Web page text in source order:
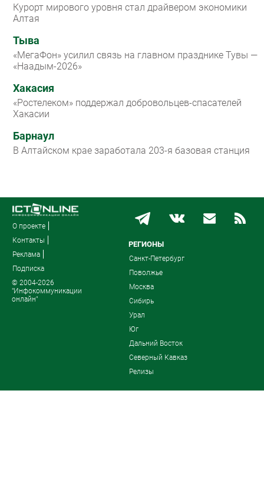
Курорт мирового уровня стал драйвером экономики
Алтая
Тыва
«МегаФон» усилил связь на главном празднике Тувы —
«Наадым-2026»
Хакасия
«Ростелеком» поддержал добровольцев-спасателей
Хакасии
Барнаул
В Алтайском крае заработала 203-я базовая станция
О проекте
Контакты
Реклама
Подписка
© 2004-2026
"Инфокоммуникации
онлайн"
РЕГИОНЫ
Санкт-Петербург
Поволжье
Москва
Сибирь
Урал
Юг
Дальний Восток
Северный Кавказ
Релизы